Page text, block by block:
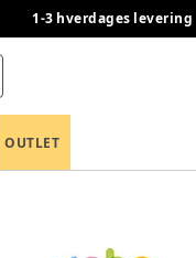
1-3 hverdages levering
OUTLET